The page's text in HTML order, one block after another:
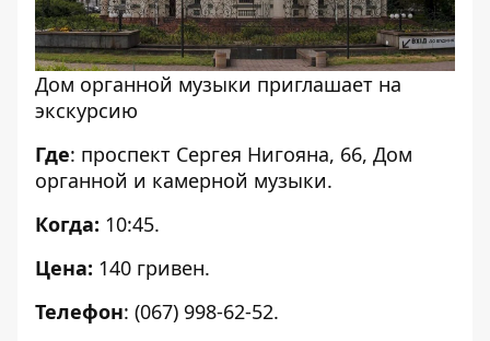
Дом органной музыки приглашает на
экскурсию
Где: проспект Сергея Нигояна, 66, Дом
органной и камерной музыки.
Когда: 10:45.
Цена: 140 гривен.
Телефон: (067) 998-62-52.